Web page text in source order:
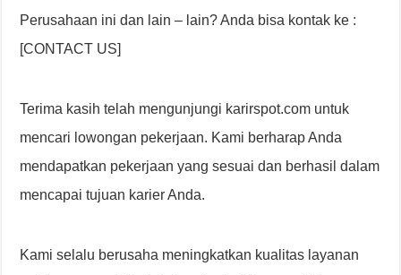
Perusahaan ini dan lain – lain? Anda bisa kontak ke :
[CONTACT US]
Terima kasih telah mengunjungi karirspot.com untuk
mencari lowongan pekerjaan. Kami berharap Anda
mendapatkan pekerjaan yang sesuai dan berhasil dalam
mencapai tujuan karier Anda.
Kami selalu berusaha meningkatkan kualitas layanan